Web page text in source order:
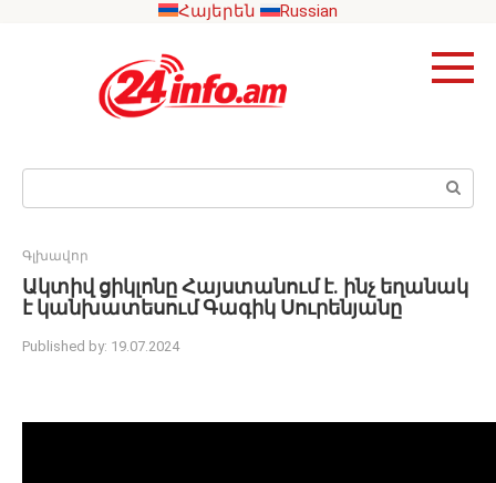
Հայերեն Russian
Search:
Գլխավոր
Ակտիվ ցիկլոնը Հայստանում է. ինչ եղանակ
է կանխատեսում Գագիկ Սուրենյանը
Published by: 19.07.2024